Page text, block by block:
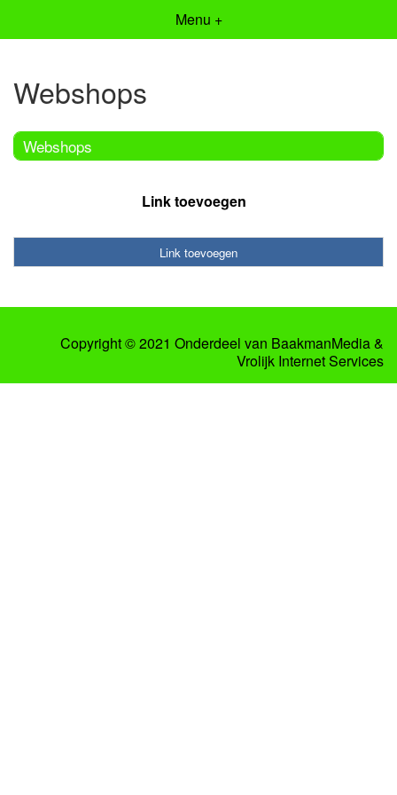
Menu +
Webshops
Webshops
Link toevoegen
Link toevoegen
Copyright © 2021 Onderdeel van BaakmanMedia&
Vrolijk Internet Services